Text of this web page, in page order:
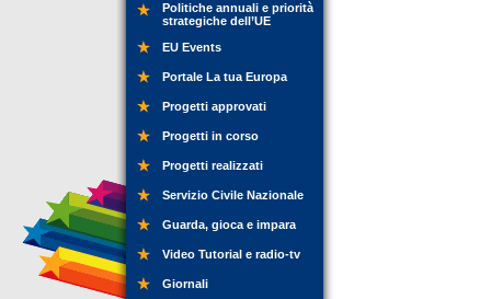
Politiche annuali e priorità
strategiche dell’UE
EU Events
Portale La tua Europa
Progetti approvati
Progetti in corso
Progetti realizzati
Servizio Civile Nazionale
Guarda, gioca e impara
Video Tutorial e radio-tv
Giornali